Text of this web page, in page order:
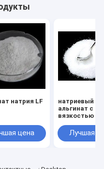
натрия LF
цена
натриевый
альгинат с
вязкостью
Лучшая